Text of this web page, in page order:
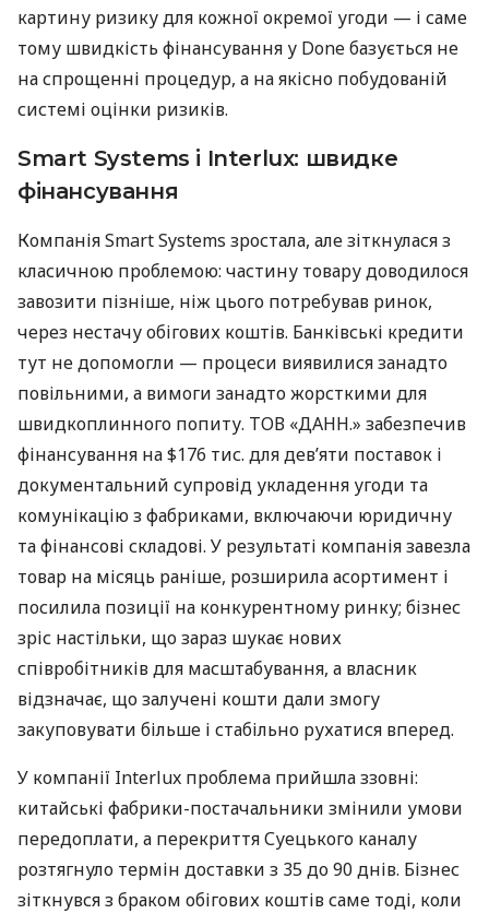
картину ризику для кожної окремої угоди — і саме
тому швидкість фінансування у Done базується не
на спрощенні процедур, а на якісно побудованій
системі оцінки ризиків.
Smart Systems і Interlux: швидке
фінансування
Компанія Smart Systems зростала, але зіткнулася з
класичною проблемою: частину товару доводилося
завозити пізніше, ніж цього потребував ринок,
через нестачу обігових коштів. Банківські кредити
тут не допомогли — процеси виявилися занадто
повільними, а вимоги занадто жорсткими для
швидкоплинного попиту. ТОВ «ДАНН.» забезпечив
фінансування на $176 тис. для дев’яти поставок і
документальний супровід укладення угоди та
комунікацію з фабриками, включаючи юридичну
та фінансові складові. У результаті компанія завезла
товар на місяць раніше, розширила асортимент і
посилила позиції на конкурентному ринку; бізнес
зріс настільки, що зараз шукає нових
співробітників для масштабування, а власник
відзначає, що залучені кошти дали змогу
закуповувати більше і стабільно рухатися вперед.
У компанії Interlux проблема прийшла ззовні:
китайські фабрики-постачальники змінили умови
передоплати, а перекриття Суецького каналу
розтягнуло термін доставки з 35 до 90 днів. Бізнес
зіткнувся з браком обігових коштів саме тоді, коли